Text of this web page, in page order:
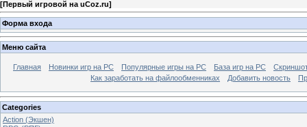
[Первый игровой на uCoz.ru]
Форма входа
Меню сайта
Главная Новинки игр на PC Популярные игры на PC База игр на РС
Как заработать на файлообменниках
Добавить новость
Categories
Action (Экшен)